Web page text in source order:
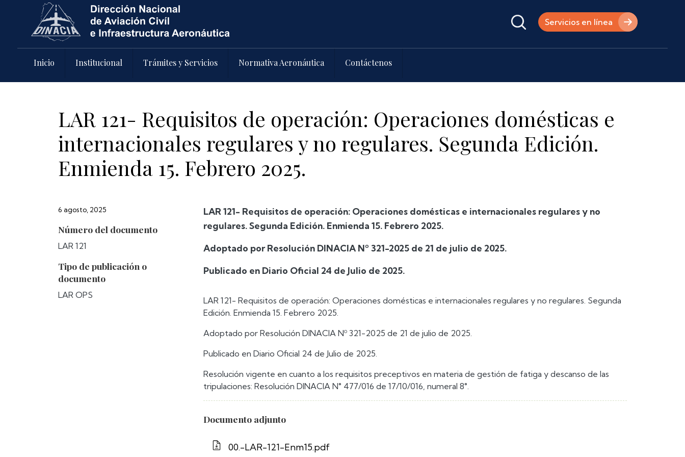
Pasar al contenido principal
Servicios en línea
Inicio Institucional Trámites y Servicios Normativa Aeronáutica Contáctenos
LAR 121- Requisitos de operación: Operaciones domésticas e
internacionales regulares y no regulares. Segunda Edición.
Enmienda 15. Febrero 2025.
6 agosto, 2025
Número del documento
LAR 121
Tipo de publicación o
documento
LAR OPS
LAR 121- Requisitos de operación: Operaciones domésticas e internacionales regulares y no
regulares. Segunda Edición. Enmienda 15. Febrero 2025.
Adoptado por Resolución DINACIA Nº 321-2025 de 21 de julio de 2025.
Publicado en Diario Oficial 24 de Julio de 2025.
LAR 121- Requisitos de operación: Operaciones domésticas e internacionales regulares y no regulares. Segunda
Edición. Enmienda 15. Febrero 2025.
Adoptado por Resolución DINACIA Nº 321-2025 de 21 de julio de 2025.
Publicado en Diario Oficial 24 de Julio de 2025.
Resolución vigente en cuanto a los requisitos preceptivos en materia de gestión de fatiga y descanso de las
tripulaciones: Resolución DINACIA N° 477/016 de 17/10/016, numeral 8°.
Documento adjunto
00.-LAR-121-Enm15.pdf